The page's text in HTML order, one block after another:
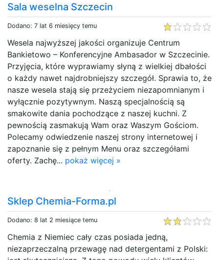
Sala weselna Szczecin
Dodano: 7 lat 6 miesięcy temu
Wesela najwyższej jakości organizuje Centrum
Bankietowo – Konferencyjne Ambasador w Szczecinie.
Przyjęcia, które wyprawiamy słyną z wielkiej dbałości
o każdy nawet najdrobniejszy szczegół. Sprawia to, że
nasze wesela stają się przeżyciem niezapomnianym i
wyłącznie pozytywnym. Naszą specjalnością są
smakowite dania pochodzące z naszej kuchni. Z
pewnością zasmakują Wam oraz Waszym Gościom.
Polecamy odwiedzenie naszej strony internetowej i
zapoznanie się z pełnym Menu oraz szczegółami
oferty. Zachę... pokaż więcej »
Sklep Chemia-Forma.pl
Dodano: 8 lat 2 miesiące temu
Chemia z Niemiec cały czas posiada jedną,
niezaprzeczalną przewagę nad detergentami z Polski: